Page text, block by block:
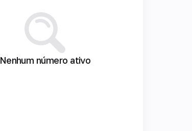
Nenhum número ativo